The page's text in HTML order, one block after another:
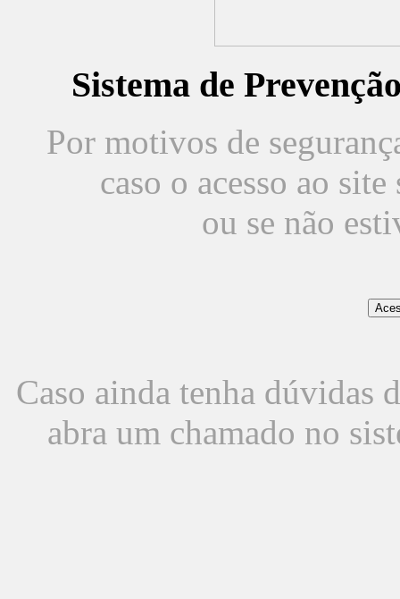
Sistema de
Por motivos de
caso o acesso ao
ou se não
Caso ainda tenha dúvidas
abra um chamado no